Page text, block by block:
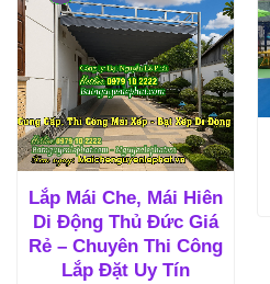
Lắp Mái Che, Mái Hiên
Di Động Thủ Đức Giá
Rẻ – Chuyên Thi Công
Lắp Đặt Uy Tín